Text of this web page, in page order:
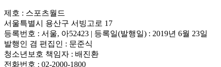
제호 : 스포츠월드
서울특별시 용산구 서빙고로 17
등록번호 : 서울, 아52423 | 등록일(발행일) : 2019년 6월 23일
발행인 겸 편집인 : 문준식
청소년보호 책임자 : 배진환
전화번호 : 02-2000-1800